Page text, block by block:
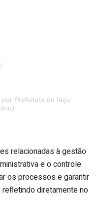
Prefeitura de Iaçu
relacionadas à gestão
e o controle
os processos e garantir
diretamente no